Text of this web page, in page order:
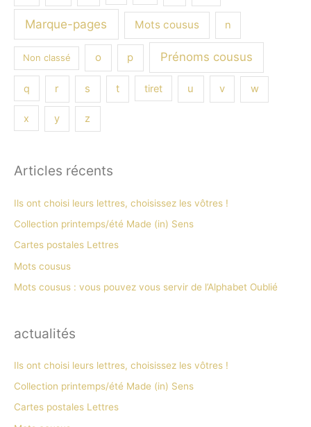
Marque-pages Mots cousus n
Non classé o p Prénoms cousus
q r s t tiret u v w
x y z
Articles récents
Ils ont choisi leurs lettres, choisissez les vôtres !
Collection printemps/été Made (in) Sens
Cartes postales Lettres
Mots cousus
Mots cousus : vous pouvez vous servir de l’Alphabet Oublié
actualités
Ils ont choisi leurs lettres, choisissez les vôtres !
Collection printemps/été Made (in) Sens
Cartes postales Lettres